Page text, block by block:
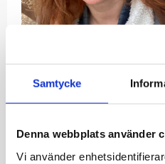
Samtycke
Denna webbplats använder
Vi använder
I sommarkonserten hörs